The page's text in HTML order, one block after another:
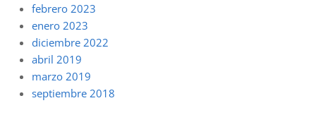
febrero 2023
enero 2023
diciembre 2022
abril 2019
marzo 2019
septiembre 2018